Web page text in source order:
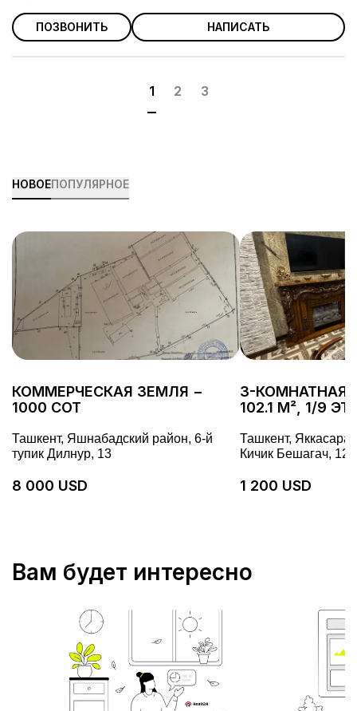
ПОЗВОНИТЬ НАПИСАТЬ
1 2 3
НОВОЕПОПУЛЯРНОЕ
КОММЕРЧЕСКАЯ ЗЕМЛЯ −
1000 СОТ
Ташкент, Яшнабадский район, 6-й
тупик Дилнур, 13
8 000 USD
3-КОМНАТНАЯ
102.1 М², 1/9
Ташкент,
Кичик Бешагач,
1 200 USD
Вам будет интересно